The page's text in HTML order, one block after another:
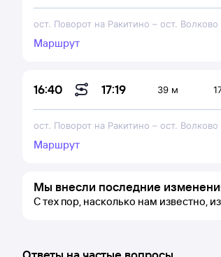
ост. Поворот на Ракитино – ост. Волково
Маршрут
16:40 17:19 39 м
ост. Поворот на Ракитино – ост. Волково
Маршрут
Мы внесли последние
С тех пор, насколько нам известно,